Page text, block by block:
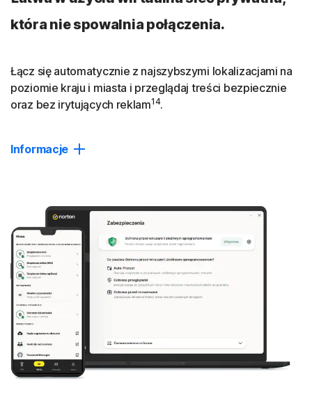
która nie spowalnia połączenia.
Łącz się automatycznie z najszybszymi lokalizacjami na
poziomie kraju i miasta i przeglądaj treści bezpiecznie
oraz bez irytujących reklam14.
Informacje
VPN zapewnia prawie 2 razy wyższe prędkości pobierania
i przesyłania oraz 2,5 raza szybsze transfery danych.
* Na podstawie testu czołowych wirtualnych sieci
prywatnych przedstawionego w raporcie VPN Products
Performance Benchmarks sporządzonym przez firmę
PassMark Software.
Więcej informacji
Automatyczne łączenie
Automatycznie włączaj wirtualną sieć prywatną
po połączeniu się z siecią publiczną, aby chronić swoje